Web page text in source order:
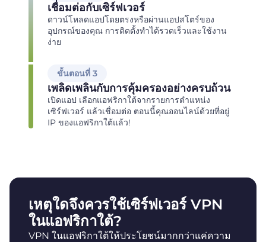
เชื่อมต่อกับเซิร์ฟเวอร์
ดาวน์โหลดแอปโดยตรงหรือผ่านแอปสโตร์ของ
อุปกรณ์ของคุณ การติดตั้งทำได้รวดเร็วและใช้งาน
ง่าย
ขั้นตอนที่ 3
เพลิดเพลินกับการคุ้มครองอย่างครบถ้วน
เปิดแอป เลือกแอฟริกาใต้จากรายการตำแหน่ง
เซิร์ฟเวอร์ แล้วเชื่อมต่อ ตอนนี้คุณออนไลน์ด้วยที่อยู่
IP ของแอฟริกาใต้แล้ว!
เหตุใดจึงควรใช้เซิร์ฟเวอร์ VPN
ในแอฟริกาใต้?
VPN ในแอฟริกาใต้ให้ประโยชน์มากกว่าแค่ความ